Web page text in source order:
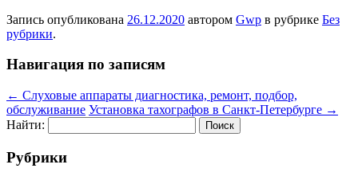
Запись опубликована 26.12.2020 автором Gwp в рубрике Без
рубрики.
Навигация по записям
← Слуховые аппараты диагностика, ремонт, подбор,
обслуживание Установка тахографов в Санкт-Петербурге →
Найти:
Рубрики